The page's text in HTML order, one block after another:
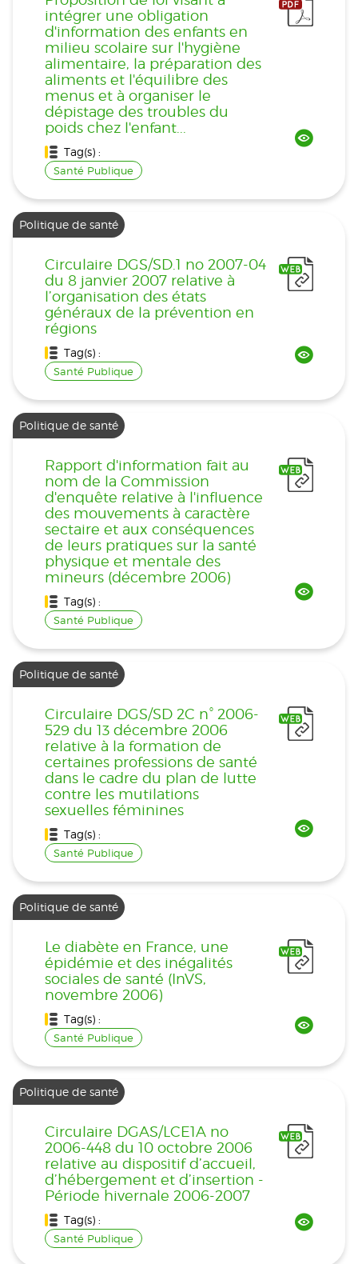
intégrer une obligation
d'information des enfants en
milieu scolaire sur l'hygiène
alimentaire, la préparation des
aliments et l'équilibre des
menus et à organiser le
dépistage des troubles du
poids chez l'enfant...
Tag(s) :
Santé Publique
Politique de santé
Circulaire DGS/SD.1 no 2007-04
du 8 janvier 2007 relative à
l’organisation des états
généraux de la prévention en
régions
Tag(s) :
Santé Publique
Politique de santé
Rapport d'information fait au
nom de la Commission
d'enquête relative à l'influence
des mouvements à caractère
sectaire et aux conséquences
de leurs pratiques sur la santé
physique et mentale des
mineurs (décembre 2006)
Tag(s) :
Santé Publique
Politique de santé
Circulaire DGS/SD 2C n° 2006-
529 du 13 décembre 2006
relative à la formation de
certaines professions de santé
dans le cadre du plan de lutte
contre les mutilations
sexuelles féminines
Tag(s) :
Santé Publique
Politique de santé
Le diabète en France, une
épidémie et des inégalités
sociales de santé (InVS,
novembre 2006)
Tag(s) :
Santé Publique
Politique de santé
Circulaire DGAS/LCE1A no
2006-448 du 10 octobre 2006
relative au dispositif d’accueil,
d’hébergement et d’insertion -
Période hivernale 2006-2007
Tag(s) :
Santé Publique